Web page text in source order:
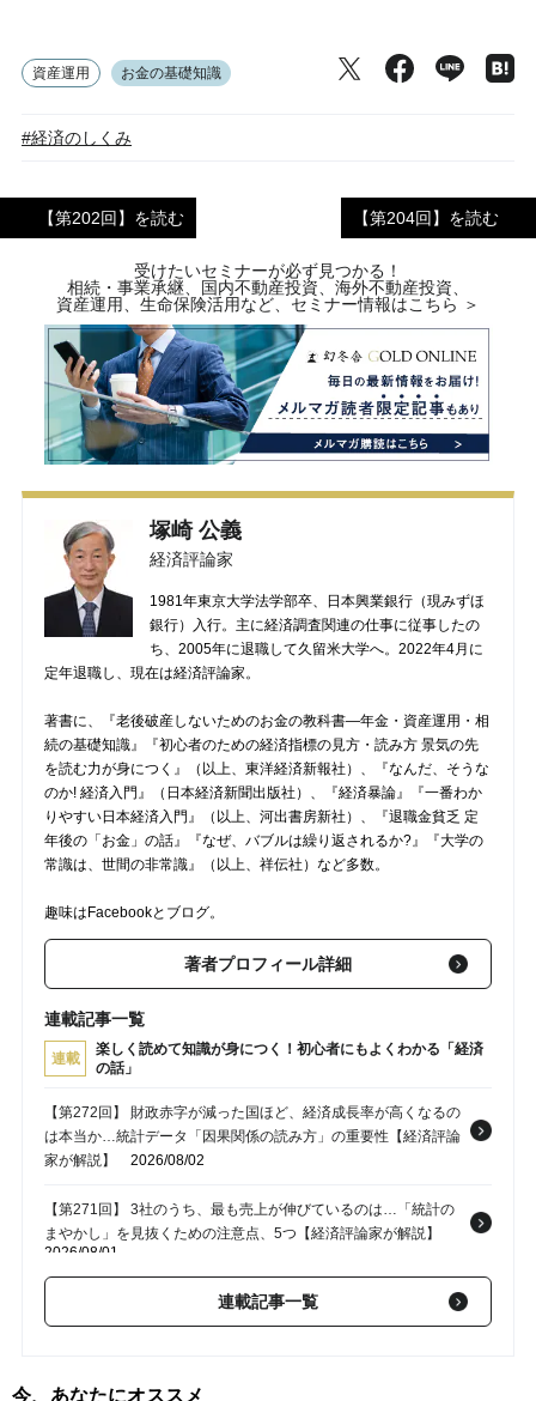
資産運用 お金の基礎知識
#経済のしくみ
【第202回】を読む 【第204回】を読む
受けたいセミナーが必ず見つかる！
相続・事業承継、国内不動産投資、海外不動産投資、
資産運用、生命保険活用など、セミナー情報はこちら ＞
塚崎 公義
経済評論家
1981年東京大学法学部卒、日本興業銀行（現みずほ
銀行）入行。主に経済調査関連の仕事に従事したの
ち、2005年に退職して久留米大学へ。2022年4月に
定年退職し、現在は経済評論家。
著書に、『老後破産しないためのお金の教科書―年金・資産運用・相
続の基礎知識』『初心者のための経済指標の見方・読み方 景気の先
を読む力が身につく』（以上、東洋経済新報社）、『なんだ、そうな
のか! 経済入門』（日本経済新聞出版社）、『経済暴論』『一番わか
りやすい日本経済入門』（以上、河出書房新社）、『退職金貧乏 定
年後の「お金」の話』『なぜ、バブルは繰り返されるか?』『大学の
常識は、世間の非常識』（以上、祥伝社）など多数。
趣味はFacebookとブログ。
著者プロフィール詳細
連載記事一覧
連載
楽しく読めて知識が身につく！初心者にもよくわかる「経済
の話」
【第272回】 財政赤字が減った国ほど、経済成長率が高くなるの
は本当か…統計データ「因果関係の読み方」の重要性【経済評論
家が解説】
2026/08/02
【第271回】 3社のうち、最も売上が伸びているのは…「統計の
まやかし」を見抜くための注意点、5つ【経済評論家が解説】
2026/08/01
【第270回】 大食いの客が続々来店も…「食べ放題の店」潰れる
どころかウハウハになる意外なワケ【経済評論家が解説】
【第269回】 タワマン価格爆騰、AI関連株上昇に「バブルの予
連載記事一覧
今、あなたにオススメ